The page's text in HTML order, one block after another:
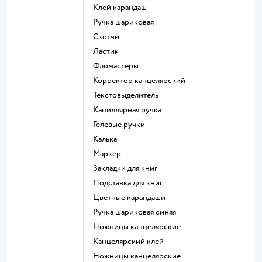
Клей карандаш
Ручка шариковая
Скотчи
Ластик
Фломастеры
Корректор канцелярский
Текстовыделитель
Капиллярная ручка
Гелевые ручки
Калька
Маркер
Закладки для книг
Подставка для книг
Цветные карандаши
Ручка шариковая синяя
Ножницы канцелярские
Канцелярский клей
Ножницы канцелярские